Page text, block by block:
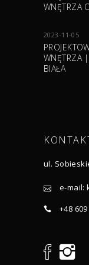
WNĘTRZA
2023-11-05
WNĘTRZA
BIAŁA
ul.
e-mail:
+48